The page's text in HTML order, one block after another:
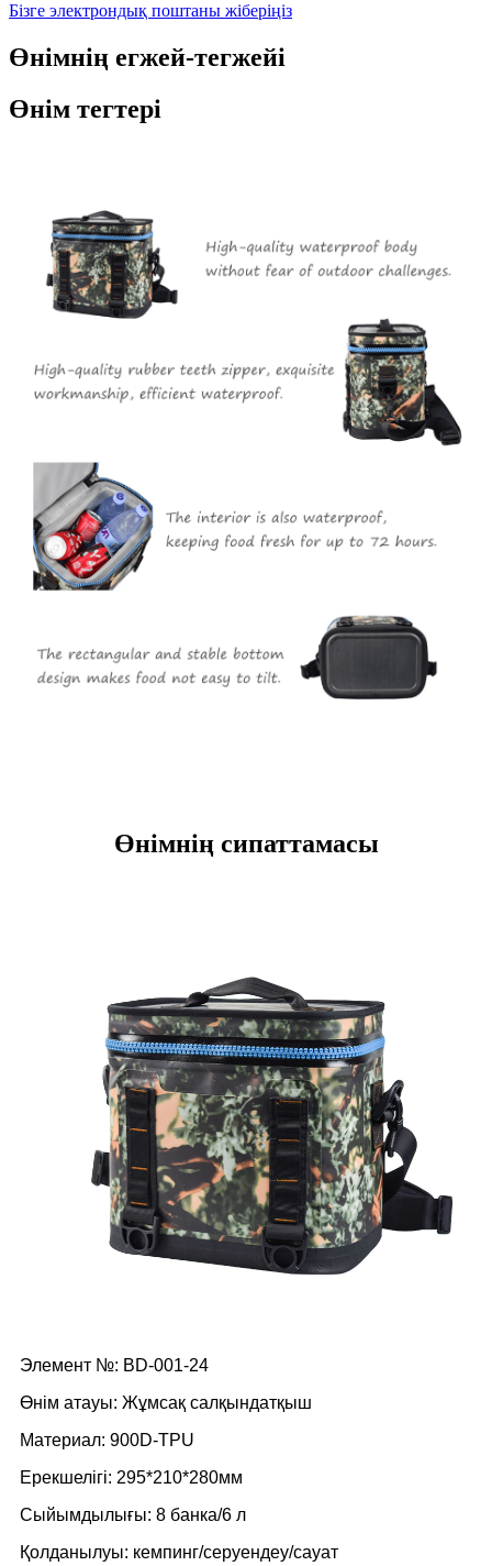
Бізге электрондық поштаны жіберіңіз
Өнімнің егжей-тегжейі
Өнім тегтері
Өнімнің сипаттамасы
Элемент №: BD-001-24
Өнім атауы: Жұмсақ салқындатқыш
Материал: 900D-TPU
Ерекшелігі: 295*210*280мм
Сыйымдылығы: 8 банка/6 л
Қолданылуы: кемпинг/серуендеу/сауат